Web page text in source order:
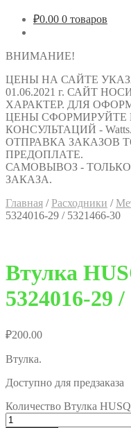
₽0.00 0 товаров
ВНИМАНИЕ!
ЦЕНЫ НА САЙТЕ
01.06.2021 г. САЙТ
ХАРАКТЕР. ДЛЯ
ЦЕНЫ СФОРМИРУЙТЕ
КОНСУЛЬТАЦИЙ -
ОТПРАВКА ЗАКАЗОВ
ПРЕДОПЛАТЕ.
САМОВЫВОЗ -
ЗАКАЗА.
Главная / Расходники /
5324016-29 / 5321466-30
Втулка
5324016-29
₽200.00
Втулка.
Доступно для предзаказа
Количество Втулка